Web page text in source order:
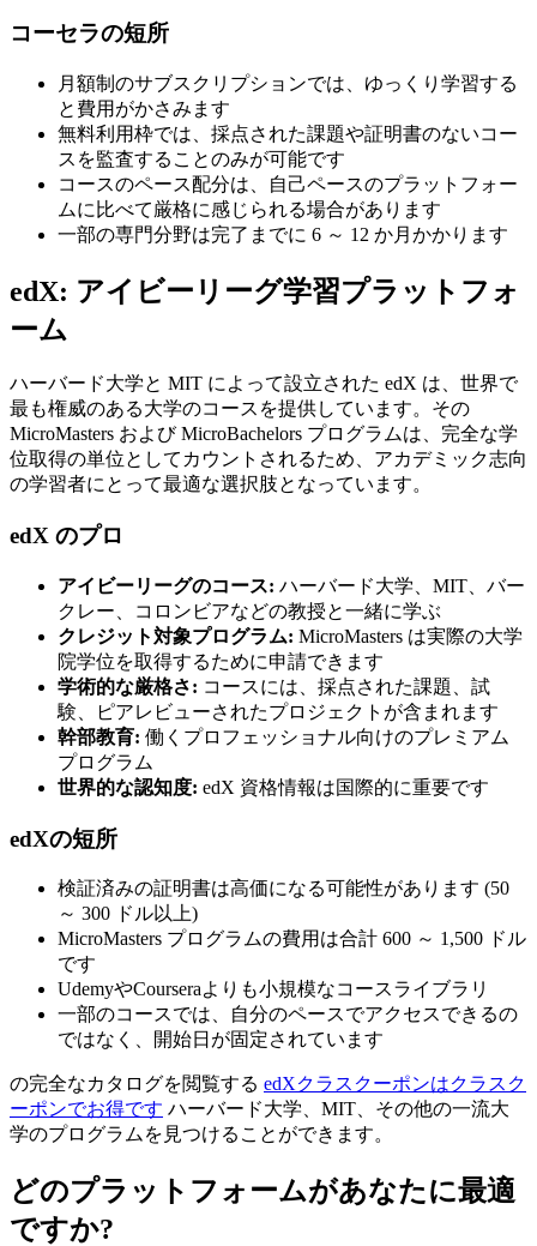
コーセラの短所
月額制のサブスクリプションでは、ゆっくり学習する
と費用がかさみます
無料利用枠では、採点された課題や証明書のないコー
スを監査することのみが可能です
コースのペース配分は、自己ペースのプラットフォー
ムに比べて厳格に感じられる場合があります
一部の専門分野は完了までに 6 ～ 12 か月かかります
edX: アイビーリーグ学習プラットフォ
ーム
ハーバード大学と MIT によって設立された edX は、世界で
最も権威のある大学のコースを提供しています。その
MicroMasters および MicroBachelors プログラムは、完全な学
位取得の単位としてカウントされるため、アカデミック志向
の学習者にとって最適な選択肢となっています。
edX のプロ
アイビーリーグのコース: ハーバード大学、MIT、バー
クレー、コロンビアなどの教授と一緒に学ぶ
クレジット対象プログラム: MicroMasters は実際の大学
院学位を取得するために申請できます
学術的な厳格さ: コースには、採点された課題、試
験、ピアレビューされたプロジェクトが含まれます
幹部教育: 働くプロフェッショナル向けのプレミアム
プログラム
世界的な認知度: edX 資格情報は国際的に重要です
edXの短所
検証済みの証明書は高価になる可能性があります (50
～ 300 ドル以上)
MicroMasters プログラムの費用は合計 600 ～ 1,500 ドル
です
UdemyやCourseraよりも小規模なコースライブラリ
一部のコースでは、自分のペースでアクセスできるの
ではなく、開始日が固定されています
の完全なカタログを閲覧する edXクラスクーポンはクラスク
ーポンでお得です ハーバード大学、MIT、その他の一流大
学のプログラムを見つけることができます。
どのプラットフォームがあなたに最適
ですか?